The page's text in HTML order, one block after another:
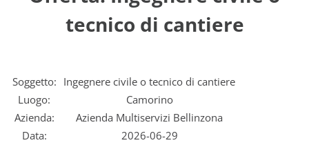
tecnico di cantiere
Soggetto: Ingegnere civile o tecnico di cantiere
Luogo:
Camorino
Azienda:
Azienda Multiservizi Bellinzona
Data:
2026-06-29